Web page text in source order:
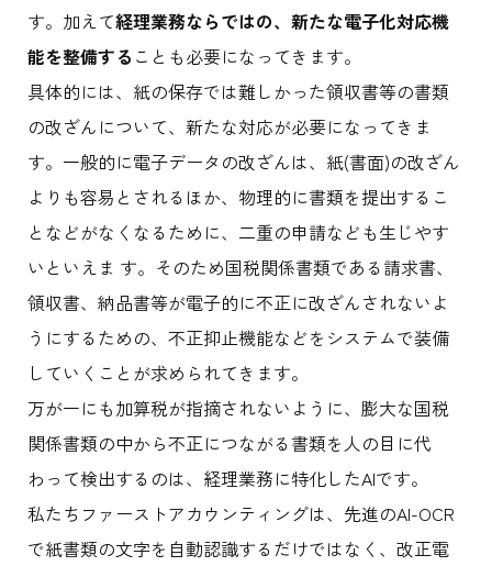
す。加えて経理業務ならではの、新たな電子化対応機
能を整備する ことも必要になってきます。
具体的には、紙の保存では難しかった領収書等の書類
の改ざんについて、新たな対応が必要になってきま
す。一般的に電子データの改ざんは、紙(書面)の改ざん
よりも容易とされるほか、物理的に書類を提出するこ
となどがなくなるために、二重の申請なども生じやす
いといえま す。そのため国税関係書類である請求書、
領収書、納品書等が電子的に不正に改ざんされないよ
うにするための、不正抑止機能などをシステムで装備
していくことが求められてきます。
万が一にも加算税が指摘されないように、膨大な国税
関係書類の中から不正につながる書類を人の目に代
わって検出するのは、経理業務に特化したAIです。
私たちファーストアカウンティングは、先進のAI-OCR
で紙書類の文字を自動認識するだけではなく、改正電